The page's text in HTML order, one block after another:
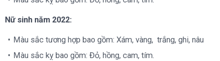
Nữ sinh năm 2022:
Màu sắc tương hợp bao gồm: Xám, vàng, trắng, ghi, nâu
Màu sắc kỵ bao gồm: Đỏ, hồng, cam, tím.